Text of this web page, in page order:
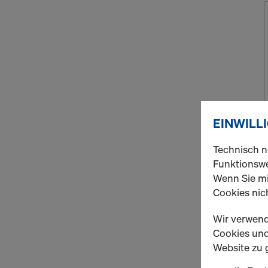
Technisch
Wenn Sie
Cookies
Wir
Cookies
Website zu